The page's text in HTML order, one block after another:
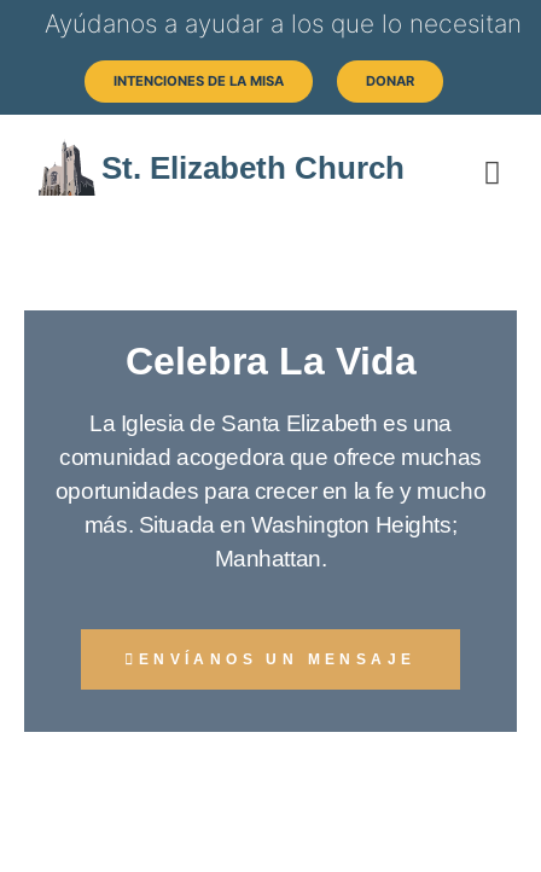
Ayúdanos a ayudar a los que lo necesitan
INTENCIONES DE LA MISA DONAR
St. Elizabeth Church
Celebra La Vida
La Iglesia de Santa Elizabeth es una
comunidad acogedora que ofrece muchas
oportunidades para crecer en la fe y mucho
más. Situada en Washington Heights;
Manhattan.
ENVÍANOS UN MENSAJE